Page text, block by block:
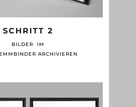
SCHRITT 2
BILDER IM
ARCHIVIEREN